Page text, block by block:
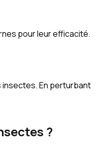
pour leur efficacité.
En perturbant
?